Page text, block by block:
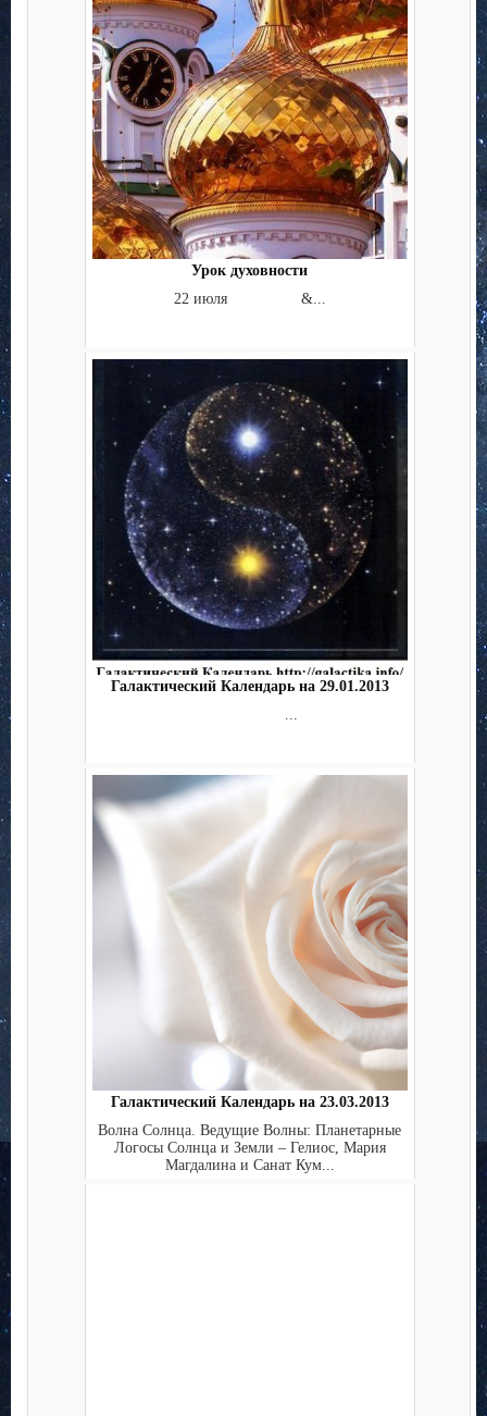
Урок духовности
22 июля &...
Галактический Календарь на 29.01.2013
...
Галактический Календарь на 23.03.2013
Волна Солнца. Ведущие Волны: Планетарные
Логосы Солнца и Земли – Гелиос, Мария
Магдалина и Санат Кум...